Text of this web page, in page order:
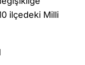
ilçedeki Milli